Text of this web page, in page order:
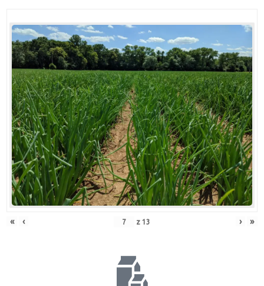
« ‹ z 13 › »